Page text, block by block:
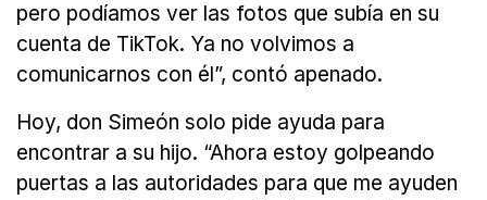
pero podíamos ver las fotos que subía en su
cuenta de TikTok. Ya no volvimos a
comunicarnos con él”, contó apenado.
Hoy, don Simeón solo pide ayuda para
encontrar a su hijo. “Ahora estoy golpeando
puertas a las autoridades para que me ayuden